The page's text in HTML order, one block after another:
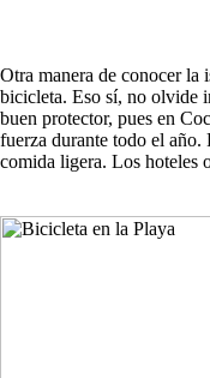
Otra manera de conocer la
bicicleta. Eso sí, no olvide
buen protector, pues en
fuerza durante todo el año.
comida ligera. Los hoteles